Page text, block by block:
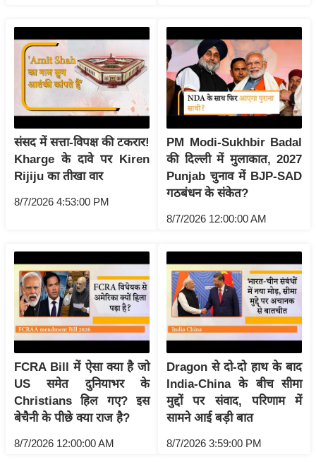
N
e
ला
इ
फ
स्टा
इ
लॉ
जी
ब्यू
टी
/
श
न
घ
रे
लू
संसद में सत्ता-विपक्ष की टकरार!
Kharge के दावे पर Kiren
Rijiju का तीखा वार
8/7/2026 4:53:00 PM
PM Modi-Sukhbir Badal
की दिल्ली में मुलाकात, 2027
Punjab चुनाव में BJP-SAD
गठबंधन के संकेत?
8/7/2026 12:00:00 AM
FCRA Bill में ऐसा क्या है जो
US समेत दुनियाभर के
Christians हिल गए? इस
बेचैनी के पीछे क्या राज है?
8/7/2026 12:00:00 AM
Dragon से दो-दो हाथ के बाद
India-China के बीच सीमा
मुद्दों पर संवाद, परिणाम में
सामने आई बड़ी बात
8/7/2026 3:59:00 PM